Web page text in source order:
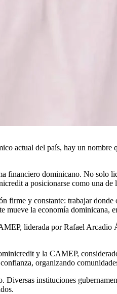
actual del país, hay un nombre
financiero dominicano. No solo
a posicionarse como una
firme y constante: trabajar
mueve la economía dominicana,
liderada por Rafael
y la CAMEP,
organizando
instituciones